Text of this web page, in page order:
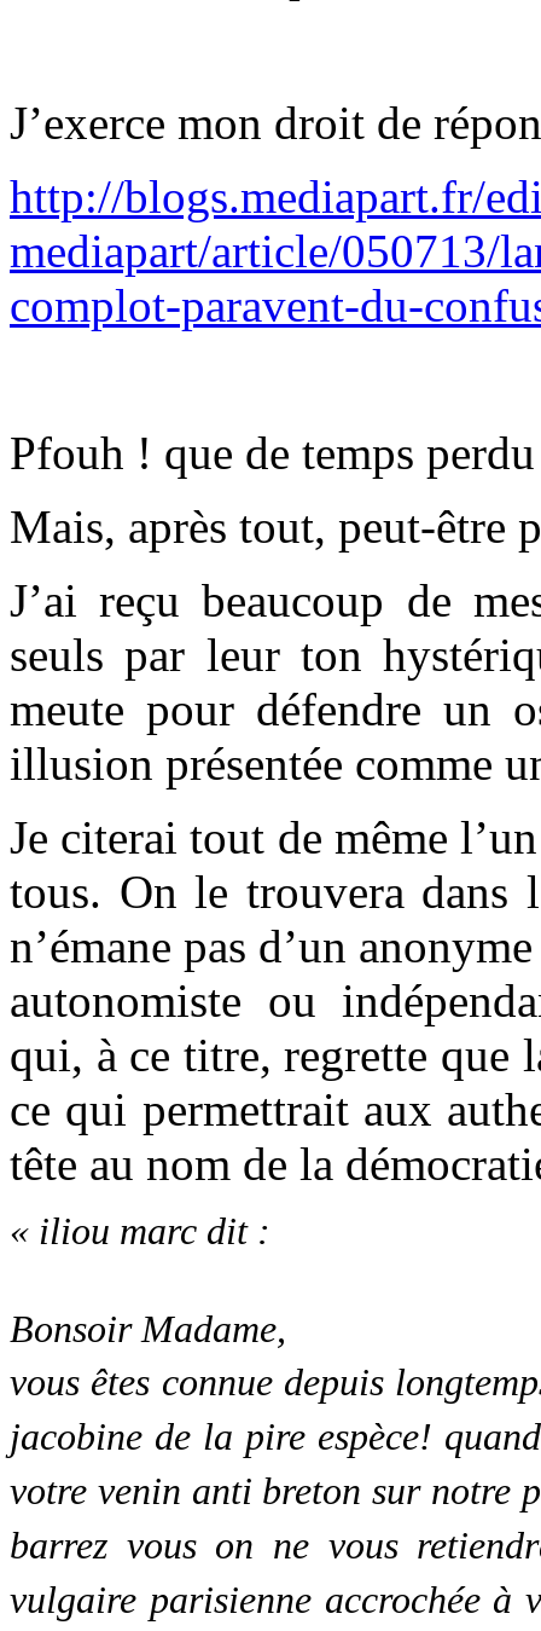
J’exerce mon droit de
http://blogs.mediapart.fr/
mediapart/article/050713/
complot-paravent-du-
Pfouh ! que de temps
Mais, après tout, peut-être
J’ai reçu beaucoup de
seuls par leur ton
meute pour défendre un
illusion présentée comme
Je citerai tout de même
tous. On le trouvera dans
n’émane pas d’un
autonomiste ou
qui, à ce titre, regrette que
ce qui permettrait aux
tête au nom de la
« iliou marc dit :
Bonsoir Madame,
vous êtes connue depuis
jacobine de la pire espèce!
votre venin anti breton sur notre
barrez vous on ne vous
vulgaire parisienne accrochée à